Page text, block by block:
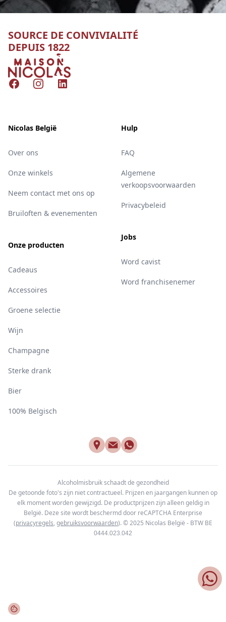
SOURCE DE CONVIVIALITÉ
DEPUIS 1822
Nicolas
FacebookInstagramLinkedIn
Nicolas België
Over ons
Onze winkels
Neem contact met ons op
Bruiloften & evenementen
Onze producten
Cadeaus
Accessoires
Groene selectie
Wijn
Champagne
Sterke drank
Bier
100% Belgisch
Hulp
FAQ
Algemene
verkoopsvoorwaarden
Privacybeleid
Jobs
Word cavist
Word franchisenemer
Alcoholmisbruik schaadt de gezondheid
De getoonde foto's zijn niet contractueel. Prijzen en jaargangen kunnen op
elk moment worden gewijzigd. De productprijzen zijn alleen geldig in
België. Deze site wordt beschermd door reCAPTCHA Enterprise
(privacyregels, gebruiksvoorwaarden). © 2025 Nicolas België - BTW BE
0444.023.042